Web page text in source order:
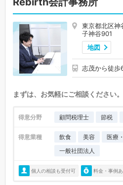
東京都北区神
子神谷901
地図
志茂から徒歩
まずは、お気軽にご相談ください。
得意分野 顧問税理士 節税
得意業種 飲食 美容 医療
一般社団法人
個人の相談も受付可 料金・事例あ